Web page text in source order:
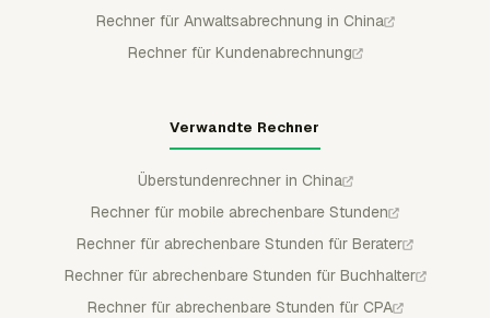
Rechner für Anwaltsabrechnung in China
Rechner für Kundenabrechnung
Verwandte Rechner
Überstundenrechner in China
Rechner für mobile abrechenbare Stunden
Rechner für abrechenbare Stunden für Berater
Rechner für abrechenbare Stunden für Buchhalter
Rechner für abrechenbare Stunden für CPA